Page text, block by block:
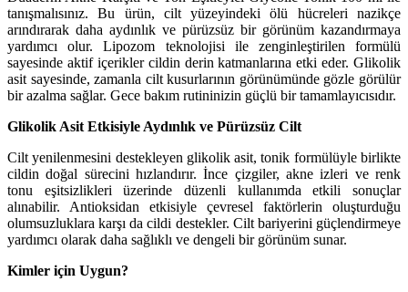
tanışmalısınız. Bu ürün, cilt yüzeyindeki ölü hücreleri nazikçe
arındırarak daha aydınlık ve pürüzsüz bir görünüm kazandırmaya
yardımcı olur. Lipozom teknolojisi ile zenginleştirilen formülü
sayesinde aktif içerikler cildin derin katmanlarına etki eder. Glikolik
asit sayesinde, zamanla cilt kusurlarının görünümünde gözle görülür
bir azalma sağlar. Gece bakım rutininizin güçlü bir tamamlayıcısıdır.
Glikolik Asit Etkisiyle Aydınlık ve Pürüzsüz Cilt
Cilt yenilenmesini destekleyen glikolik asit, tonik formülüyle birlikte
cildin doğal sürecini hızlandırır. İnce çizgiler, akne izleri ve renk
tonu eşitsizlikleri üzerinde düzenli kullanımda etkili sonuçlar
alınabilir. Antioksidan etkisiyle çevresel faktörlerin oluşturduğu
olumsuzluklara karşı da cildi destekler. Cilt bariyerini güçlendirmeye
yardımcı olarak daha sağlıklı ve dengeli bir görünüm sunar.
Kimler için Uygun?